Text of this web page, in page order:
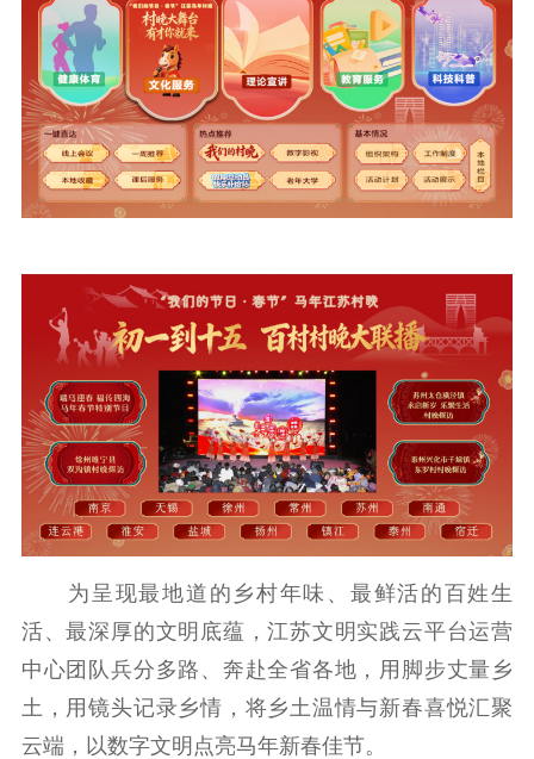
主题宣传 对外宣传
新闻发布
记者之家
品牌栏目
文化文艺
精品生产 文化惠民
文化传承
文化交流
体制改革
文化产业
精神文明
文明实践
文明培育
先进典型
社会宣传
思想政治教育 爱国主义教育
全民国防教育
红色资源保护利
用
新闻出版
精品出版 全民阅读
出版监管
扫黄打非
为呈现最地道的乡村年味、最鲜活的百姓生
活、最深厚的文明底蕴，江苏文明实践云平台运营
中心团队兵分多路、奔赴全省各地，用脚步丈量乡
土，用镜头记录乡情，将乡土温情与新春喜悦汇聚
云端，以数字文明点亮马年新春佳节。